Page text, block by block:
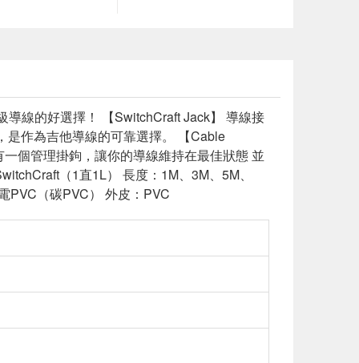
導線的好選擇！ 【SwitchCraft Jack】 導線接
是作為吉他導線的可靠選擇。 【Cable
個管理掛鉤，讓你的導線維持在最佳狀態 並
（1直1L） 長度：1M、3M、5M、
PVC（碳PVC） 外皮：PVC